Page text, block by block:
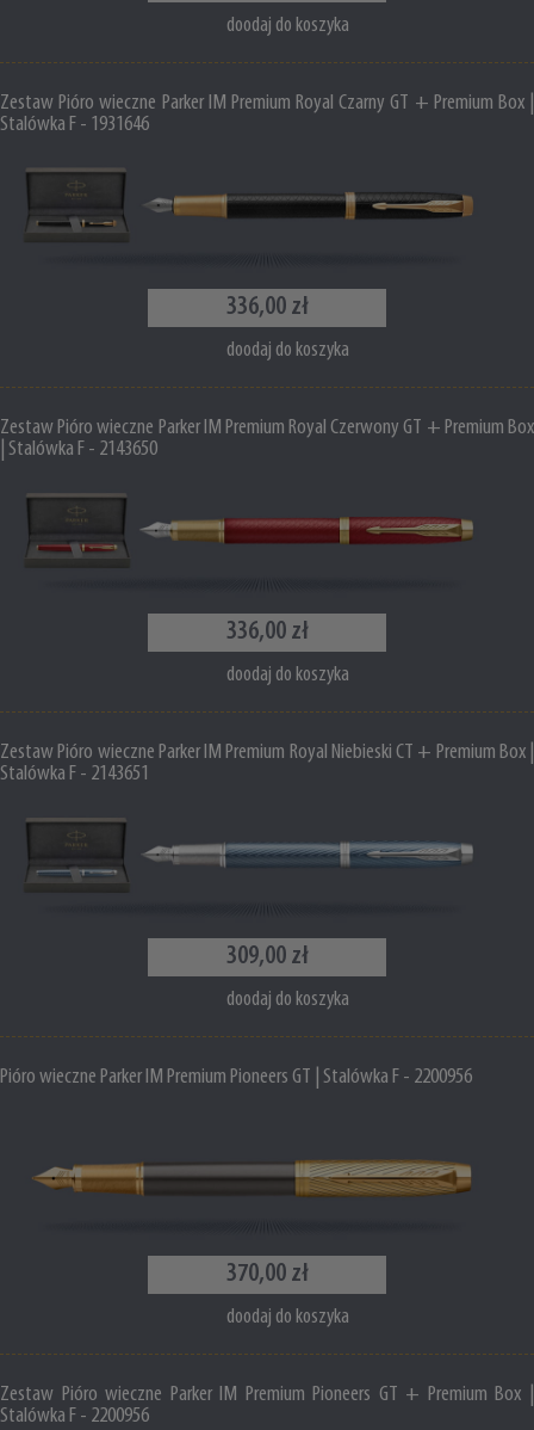
doodaj do koszyka
Zestaw Pióro wieczne Parker IM Premium Royal Czarny GT + Premium Box |
Stalówka F - 1931646
336,00 zł
doodaj do koszyka
Zestaw Pióro wieczne Parker IM Premium Royal Czerwony GT + Premium Box
| Stalówka F - 2143650
336,00 zł
doodaj do koszyka
Zestaw Pióro wieczne Parker IM Premium Royal Niebieski CT + Premium Box |
Stalówka F - 2143651
309,00 zł
doodaj do koszyka
Pióro wieczne Parker IM Premium Pioneers GT | Stalówka F - 2200956
370,00 zł
doodaj do koszyka
Zestaw Pióro wieczne Parker IM Premium Pioneers GT + Premium Box |
Stalówka F - 2200956